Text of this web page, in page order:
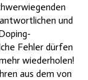
und
Fehler dürfen
wiederholen!
aus dem von